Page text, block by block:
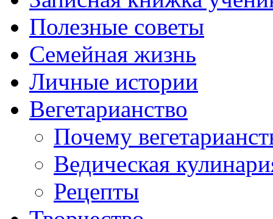
Полезные советы
Семейная жизнь
Личные истории
Вегетарианство
Почему
Ведическая
Рецепты